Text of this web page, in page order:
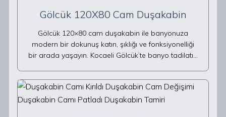
Gölcük 120X80 Cam Duşakabin
Gölcük 120×80 cam duşakabin ile banyonuza
modern bir dokunuş katın, şıklığı ve fonksiyonelliği
bir arada yaşayın. Kocaeli Gölcük’te banyo tadilatı…